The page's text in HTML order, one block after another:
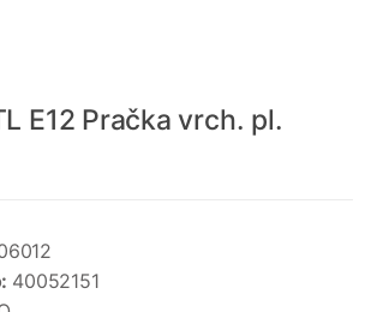
E12 Pračka vrch. pl.
40052151